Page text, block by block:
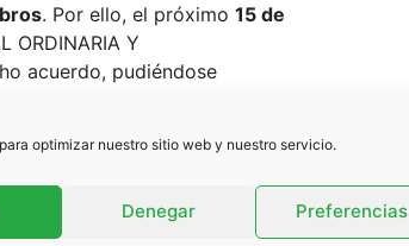
optimizar nuestro sitio web y nuestro servicio.
Denegar Preferencias
. Por ello, el próximo 15 de
ORDINARIA Y
acuerdo, pudiéndose
en aplicación de la Ley de
los presupuestos y
votos por número de
la imposición de una única